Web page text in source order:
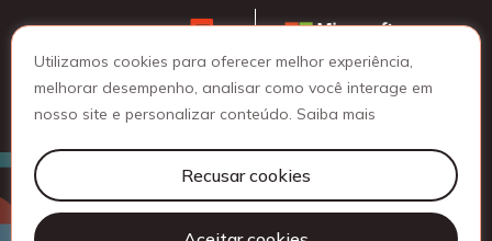
Utilizamos cookies para oferecer melhor experiência,
melhorar desempenho, analisar como você interage em
nosso site e personalizar conteúdo. Saiba mais
Recusar cookies
© 2025 Lattine Group - Todos os direitos reservados